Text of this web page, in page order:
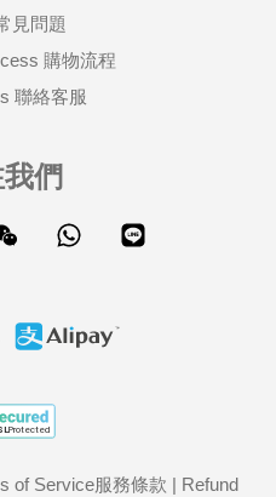
見問題
購物流程
聯絡客服
們
Wechat Whatsapp
of Service服務條款 | Refund